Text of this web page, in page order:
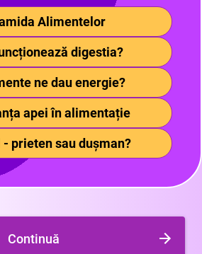
Alimentelor
digestia?
ne dau energie?
apei în alimentație
prieten sau dușman?
Continuă